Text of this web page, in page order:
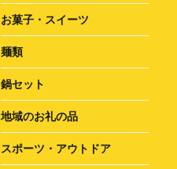
お菓子・スイーツ
麺類
鍋セット
地域のお礼の品
スポーツ・アウトドア